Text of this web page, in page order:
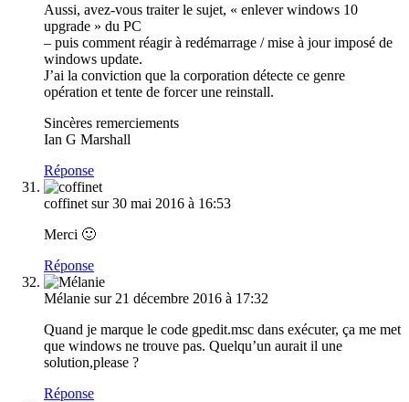
Aussi, avez-vous traiter le sujet, « enlever windows 10
upgrade » du PC
– puis comment réagir à redémarrage / mise à jour imposé de
windows update.
J’ai la conviction que la corporation détecte ce genre
opération et tente de forcer une reinstall.
Sincères remerciements
Ian G Marshall
Réponse
coffinet sur 30 mai 2016 à 16:53
Merci 🙂
Réponse
Mélanie sur 21 décembre 2016 à 17:32
Quand je marque le code gpedit.msc dans exécuter, ça me met
que windows ne trouve pas. Quelqu’un aurait il une
solution,please ?
Réponse